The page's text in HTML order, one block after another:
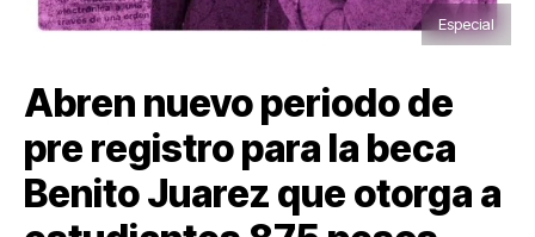
Especial
Abren nuevo periodo de
pre registro para la beca
Benito Juarez que otorga a